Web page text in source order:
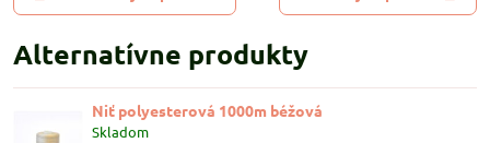
Alternatívne produkty
Niť polyesterová 1000m béžová
Skladom